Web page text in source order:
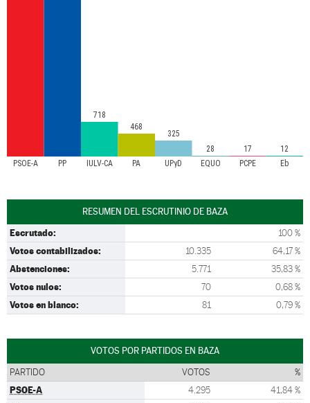
PSOE-A PP IULV-CA PA UPyD EQUO PCPE Eb
718
468
325
28
17 12
RESUMEN DEL ESCRUTINIO DE BAZA
Escrutado: 100 %
Votos contabilizados: 10.335 64,17 %
Abstenciones: 5.771 35,83 %
Votos nulos: 70 0,68 %
Votos en blanco: 81 0,79 %
VOTOS POR PARTIDOS EN BAZA
PARTIDO VOTOS %
PSOE-A 4.295 41,84 %